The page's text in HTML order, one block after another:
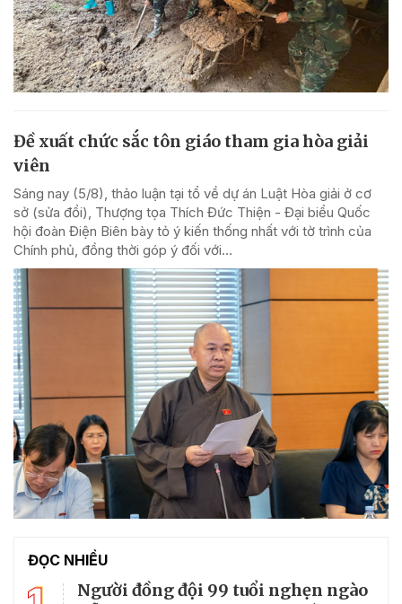
Đề xuất chức sắc tôn giáo tham gia hòa giải
viên
Sáng nay (5/8), thảo luận tại tổ về dự án Luật Hòa giải ở cơ
sở (sửa đổi), Thượng tọa Thích Đức Thiện - Đại biểu Quốc
hội đoàn Điện Biên bày tỏ ý kiến thống nhất với tờ trình của
Chính phủ, đồng thời góp ý đối với...
ĐỌC NHIỀU
Người đồng đội 99 tuổi nghẹn ngào